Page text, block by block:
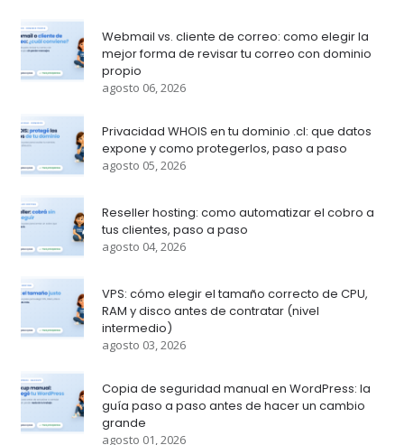
Webmail vs. cliente de correo: como elegir la
mejor forma de revisar tu correo con dominio
propio
agosto 06, 2026
Privacidad WHOIS en tu dominio .cl: que datos
expone y como protegerlos, paso a paso
agosto 05, 2026
Reseller hosting: como automatizar el cobro a
tus clientes, paso a paso
agosto 04, 2026
VPS: cómo elegir el tamaño correcto de CPU,
RAM y disco antes de contratar (nivel
intermedio)
agosto 03, 2026
Copia de seguridad manual en WordPress: la
guía paso a paso antes de hacer un cambio
grande
agosto 01, 2026